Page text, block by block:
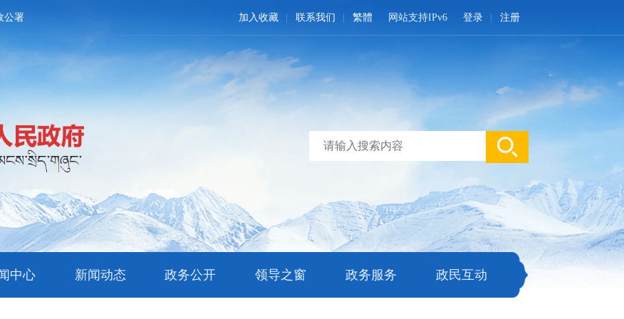
公署 登录 注册
网站支持IPv6
加入收藏 联系我们 繁體
中心 新闻动态 政务公开 领导之窗 政务服务 政民互动